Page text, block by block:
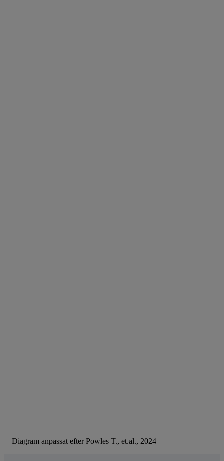
Diagram anpassat efter Powles T., et.al., 2024